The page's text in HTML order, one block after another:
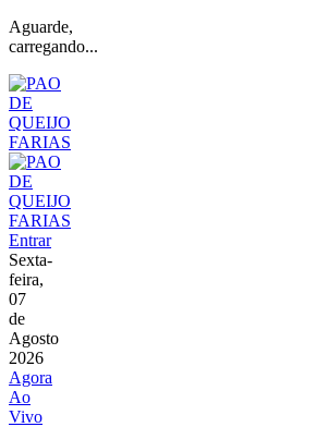
Aguarde,
carregando...
Entrar
Sexta-
feira,
07
de
Agosto
2026
Agora
Ao
Vivo